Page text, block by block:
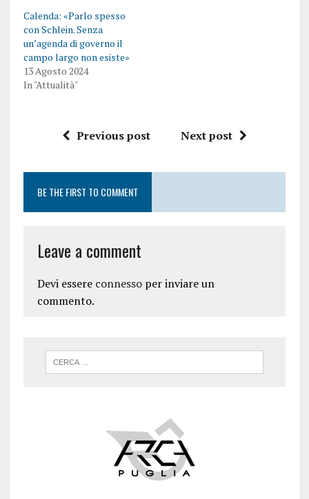
Calenda: «Parlo spesso
con Schlein. Senza
un’agenda di governo il
campo largo non esiste»
13 Agosto 2024
In "Attualità"
Previous post Next post
BE THE FIRST TO COMMENT
Leave a comment
Devi essere connessoper inviare un
commento.